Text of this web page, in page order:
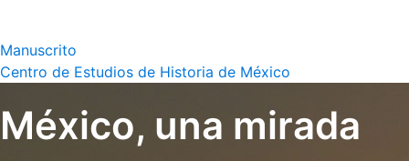
Manuscrito
Centro de Estudios de Historia de México
México, una mirada